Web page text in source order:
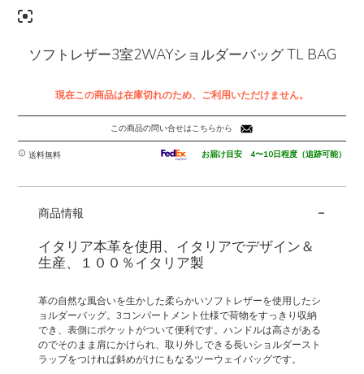
ソフトレザー3室2WAYショルダーバッグ TL BAG
現在この商品は在庫切れのため、ご利用いただけません。
この商品の問い合せはこちらから
送料無料 お届け目安 4〜10日程度（追跡可能）
商品情報 -
イタリア本革を使用、イタリアでデザイン＆
生産、１００％イタリア製
革の自然な風合いを生かした柔らかいソフトレザーを使用したシ
ョルダーバッグ。3コンパートメント仕様で荷物をすっきり収納
でき、表側にポケットがついて便利です。ハンドルは高さがある
のでそのまま肩にかけられ、取り外しできる長いショルダースト
ラップをつければ斜めがけにもなるツーウェイバッグです。